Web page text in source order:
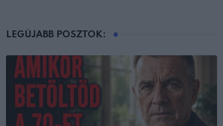
LEGÚJABB POSZTOK: